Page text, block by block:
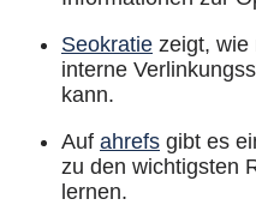
Seokratie zeigt, wie
interne
kann.
Auf ahrefs gibt es
zu den wichtigsten
lernen.